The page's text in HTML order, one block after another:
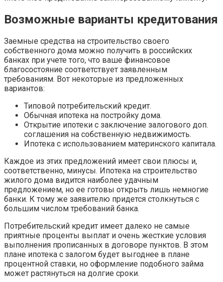
Возможные варианты кредитования
Заемные средства на строительство своего
собственного дома можно получить в российских
банках при учете того, что ваше финансовое
благосостояние соответствует заявленным
требованиям. Вот некоторые из предложенных
вариантов:
Типовой потребительский кредит.
Обычная ипотека на постройку дома.
Открытие ипотеки с заключение залогового доп.
соглашения на собственную недвижимость.
Ипотека с использованием материнского капитала.
Каждое из этих предложений имеет свои плюсы и,
соответственно, минусы. Ипотека на строительство
жилого дома видится наиболее удачным
предложением, но ее готовы открыть лишь немногие
банки. К тому же заявителю придется столкнуться с
большим числом требований банка.
Потребительский кредит имеет далеко не самые
приятные проценты выплат и очень жесткие условия
выполнения прописанных в договоре пунктов. В этом
плане ипотека с залогом будет выгоднее в плане
процентной ставки, но оформление подобного займа
может растянуться на долгие сроки.